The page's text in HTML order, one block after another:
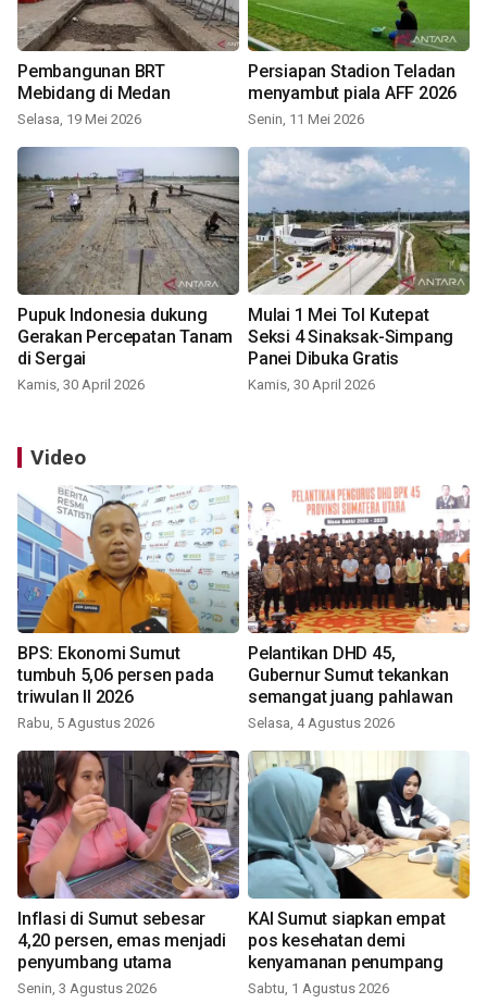
Pembangunan BRT
Mebidang di Medan
Selasa, 19 Mei 2026
Persiapan Stadion Teladan
menyambut piala AFF 2026
Senin, 11 Mei 2026
Pupuk Indonesia dukung
Gerakan Percepatan Tanam
di Sergai
Kamis, 30 April 2026
Mulai 1 Mei Tol Kutepat
Seksi 4 Sinaksak-Simpang
Panei Dibuka Gratis
Kamis, 30 April 2026
Video
BPS: Ekonomi Sumut
tumbuh 5,06 persen pada
triwulan II 2026
Rabu, 5 Agustus 2026
Pelantikan DHD 45,
Gubernur Sumut tekankan
semangat juang pahlawan
Selasa, 4 Agustus 2026
Inflasi di Sumut sebesar
4,20 persen, emas menjadi
penyumbang utama
Senin, 3 Agustus 2026
KAI Sumut siapkan empat
pos kesehatan demi
kenyamanan penumpang
Sabtu, 1 Agustus 2026